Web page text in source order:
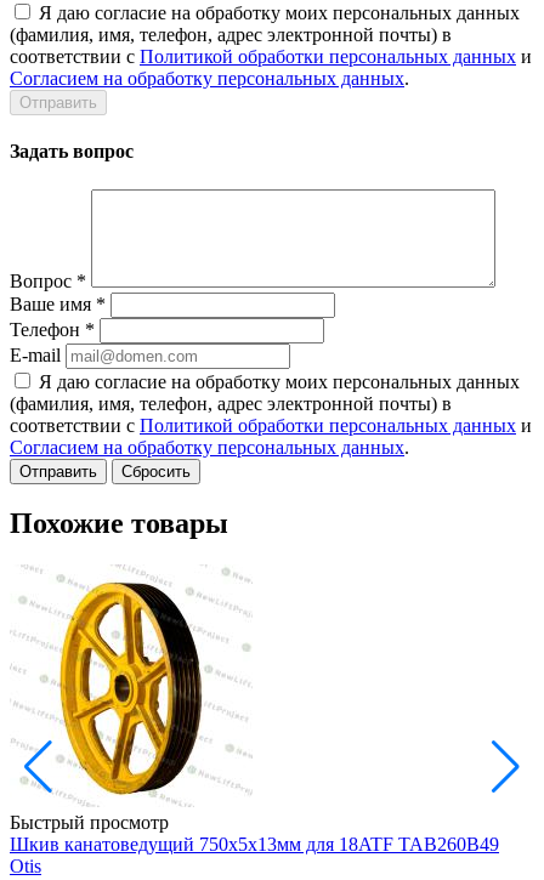
Я даю согласие на обработку моих персональных данных
(фамилия, имя, телефон, адрес электронной почты) в
соответствии с Политикой обработки персональных данных и
Согласием на обработку персональных данных.
Задать вопрос
Вопрос *
Ваше имя *
Телефон *
E-mail
Я даю согласие на обработку моих персональных данных
(фамилия, имя, телефон, адрес электронной почты) в
соответствии с Политикой обработки персональных данных и
Согласием на обработку персональных данных.
Сбросить
Похожие товары
Быстрый просмотр
Шкив канатоведущий 750х5х13мм для 18ATF TAB260B49
Otis